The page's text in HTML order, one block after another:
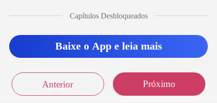
Capítulos Desbloqueados
Baixe o App e leia mais
Anterior Próximo